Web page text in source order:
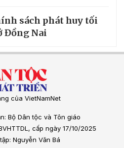
sách phát huy tối
Đồng Nai
của VietNamNet
Bộ Dân tộc và Tôn giáo
cấp ngày 17/10/2025
Nguyễn Văn Bá